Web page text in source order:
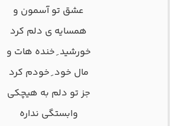
عشق تو آسمون و
همسایه ی دلم کرد
خورشید ِ خنده هات و
مال خود ِ خودم کرد
جز تو دلم به هیچکی
وابستگی نداره